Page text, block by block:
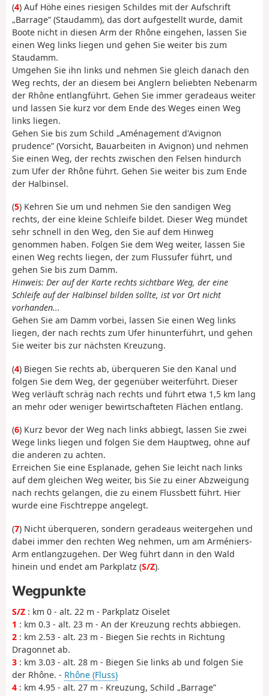
(4) Auf Höhe eines riesigen Schildes mit der Aufschrift
„Barrage” (Staudamm), das dort aufgestellt wurde, damit
Boote nicht in diesen Arm der Rhône eingehen, lassen Sie
einen Weg links liegen und gehen Sie weiter bis zum
Staudamm.
Umgehen Sie ihn links und nehmen Sie gleich danach den
Weg rechts, der an diesem bei Anglern beliebten Nebenarm
der Rhône entlangführt. Gehen Sie immer geradeaus weiter
und lassen Sie kurz vor dem Ende des Weges einen Weg
links liegen.
Gehen Sie bis zum Schild „Aménagement d'Avignon
prudence” (Vorsicht, Bauarbeiten in Avignon) und nehmen
Sie einen Weg, der rechts zwischen den Felsen hindurch
zum Ufer der Rhône führt. Gehen Sie weiter bis zum Ende
der Halbinsel.
(5) Kehren Sie um und nehmen Sie den sandigen Weg
rechts, der eine kleine Schleife bildet. Dieser Weg mündet
sehr schnell in den Weg, den Sie auf dem Hinweg
genommen haben. Folgen Sie dem Weg weiter, lassen Sie
einen Weg rechts liegen, der zum Flussufer führt, und
gehen Sie bis zum Damm.
Hinweis: Der auf der Karte rechts sichtbare Weg, der eine
Schleife auf der Halbinsel bilden sollte, ist vor Ort nicht
vorhanden...
Gehen Sie am Damm vorbei, lassen Sie einen Weg links
liegen, der nach rechts zum Ufer hinunterführt, und gehen
Sie weiter bis zur nächsten Kreuzung.
(4) Biegen Sie rechts ab, überqueren Sie den Kanal und
folgen Sie dem Weg, der gegenüber weiterführt. Dieser
Weg verläuft schräg nach rechts und führt etwa 1,5 km lang
an mehr oder weniger bewirtschafteten Flächen entlang.
(6) Kurz bevor der Weg nach links abbiegt, lassen Sie zwei
Wege links liegen und folgen Sie dem Hauptweg, ohne auf
die anderen zu achten.
Erreichen Sie eine Esplanade, gehen Sie leicht nach links
auf dem gleichen Weg weiter, bis Sie zu einer Abzweigung
nach rechts gelangen, die zu einem Flussbett führt. Hier
wurde eine Fischtreppe angelegt.
(7) Nicht überqueren, sondern geradeaus weitergehen und
dabei immer den rechten Weg nehmen, um am Arméniers-
Arm entlangzugehen. Der Weg führt dann in den Wald
hinein und endet am Parkplatz (S/Z).
Wegpunkte
S/Z : km 0 - alt. 22 m - Parkplatz Oiselet
1 : km 0.3 - alt. 23 m - An der Kreuzung rechts abbiegen.
2 : km 2.53 - alt. 23 m - Biegen Sie rechts in Richtung
Dragonnet ab.
3 : km 3.03 - alt. 28 m - Biegen Sie links ab und folgen Sie
der Rhône. - Rhône (Fluss)
4 : km 4.95 - alt. 27 m - Kreuzung, Schild „Barrage”